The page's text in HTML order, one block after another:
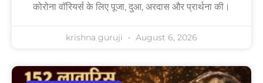
कोरोना वॉरियर्स के लिए पूजा, दुआ, अरदास और प्रार्थना की।
krishna guruji August 6, 2026